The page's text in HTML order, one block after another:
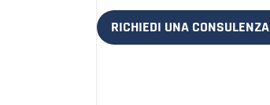
RICHIEDI UNA CONSULENZA